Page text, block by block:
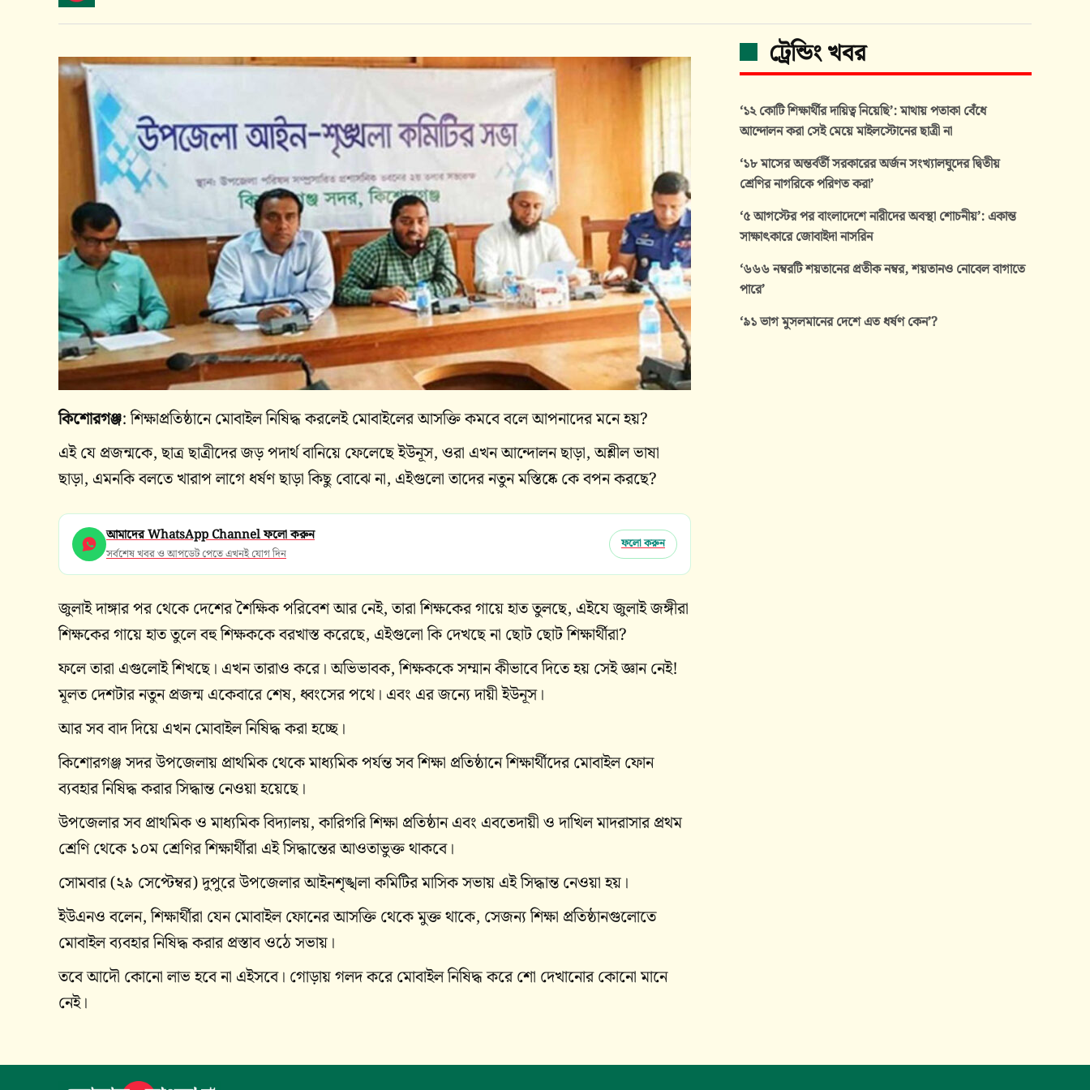
কিশোরগঞ্জ: শিক্ষাপ্রতিষ্ঠানে মোবাইল নিষিদ্ধ করলেই মোবাইলের আসক্তি কমবে বলে আপনাদের মনে হয়?
এই যে প্রজন্মকে, ছাত্র ছাত্রীদের জড় পদার্থ বানিয়ে ফেলেছে ইউনূস, ওরা এখন আন্দোলন ছাড়া, অশ্লীল ভাষা
ছাড়া, এমনকি বলতে খারাপ লাগে ধর্ষণ ছাড়া কিছু বোঝে না, এইগুলো তাদের নতুন মস্তিষ্কে কে বপন করছে?
আমাদের WhatsApp Channel ফলো করুন
সর্বশেষ খবর ও আপডেট পেতে এখনই যোগ দিন
ফলো করুন
জুলাই দাঙ্গার পর থেকে দেশের শৈক্ষিক পরিবেশ আর নেই, তারা শিক্ষকের গায়ে হাত তুলছে, এইযে জুলাই জঙ্গীরা
শিক্ষকের গায়ে হাত তুলে বহু শিক্ষককে বরখাস্ত করেছে, এইগুলো কি দেখছে না ছোট ছোট শিক্ষার্থীরা?
ফলে তারা এগুলোই শিখছে। এখন তারাও করে। অভিভাবক, শিক্ষককে সম্মান কীভাবে দিতে হয় সেই জ্ঞান নেই!
মূলত দেশটার নতুন প্রজন্ম একেবারে শেষ, ধ্বংসের পথে। এবং এর জন্যে দায়ী ইউনূস।
আর সব বাদ দিয়ে এখন মোবাইল নিষিদ্ধ করা হচ্ছে।
কিশোরগঞ্জ সদর উপজেলায় প্রাথমিক থেকে মাধ্যমিক পর্যন্ত সব শিক্ষা প্রতিষ্ঠানে শিক্ষার্থীদের মোবাইল ফোন
ব্যবহার নিষিদ্ধ করার সিদ্ধান্ত নেওয়া হয়েছে।
উপজেলার সব প্রাথমিক ও মাধ্যমিক বিদ্যালয়, কারিগরি শিক্ষা প্রতিষ্ঠান এবং এবতেদায়ী ও দাখিল মাদরাসার প্রথম
শ্রেণি থেকে ১০ম শ্রেণির শিক্ষার্থীরা এই সিদ্ধান্তের আওতাভুক্ত থাকবে।
সোমবার (২৯ সেপ্টেম্বর) দুপুরে উপজেলার আইনশৃঙ্খলা কমিটির মাসিক সভায় এই সিদ্ধান্ত নেওয়া হয়।
ইউএনও বলেন, শিক্ষার্থীরা যেন মোবাইল ফোনের আসক্তি থেকে মুক্ত থাকে, সেজন্য শিক্ষা প্রতিষ্ঠানগুলোতে
মোবাইল ব্যবহার নিষিদ্ধ করার প্রস্তাব ওঠে সভায়।
তবে আদৌ কোনো লাভ হবে না এইসবে। গোড়ায় গলদ করে মোবাইল নিষিদ্ধ করে শো দেখানোর কোনো মানে
নেই।
ট্রেন্ডিং খবর
‘১২ কোটি শিক্ষার্থীর দায়িত্ব নিয়েছি’: মাথায় পতাকা বেঁধে
আন্দোলন করা সেই মেয়ে মাইলস্টোনের ছাত্রী না
‘১৮ মাসের অন্তর্বর্তী সরকারের অর্জন সংখ্যালঘুদের দ্বিতীয়
শ্রেণির নাগরিকে পরিণত করা’
‘৫ আগস্টের পর বাংলাদেশে নারীদের অবস্থা শোচনীয়’: একান্ত
সাক্ষাৎকারে জোবাইদা নাসরিন
‘৬৬৬ নম্বরটি শয়তানের প্রতীক নম্বর, শয়তানও নোবেল বাগাতে
পারে’
‘৯১ ভাগ মুসলমানের দেশে এত ধর্ষণ কেন’?